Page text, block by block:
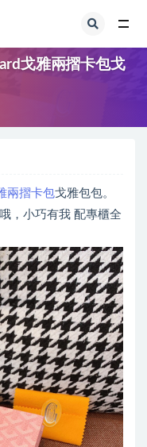
戈雅兩摺卡包戈
兩摺卡包戈雅包包。
，小巧有我 配專櫃全